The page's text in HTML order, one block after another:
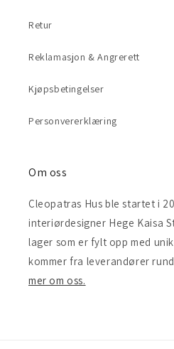
Retur
Reklamasjon & Angrerett
Kjøpsbetingelser
Personvererklæring
Om oss
Cleopatras Hus ble startet i
interiørdesigner Hege Kaisa
lager som er fylt opp med
kommer fra leverandører
mer om oss.